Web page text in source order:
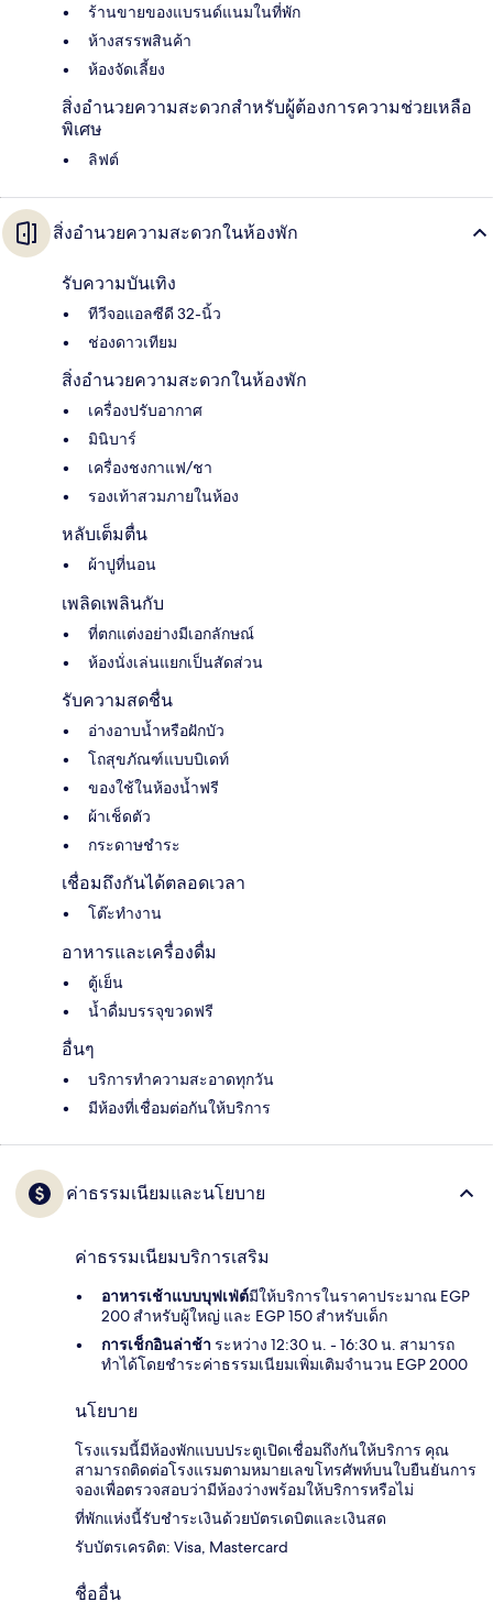
ร้านขายของแบรนด์แนมในที่พัก
ห้างสรรพสินค้า
ห้องจัดเลี้ยง
สิ่งอำนวยความสะดวกสำหรับผู้ต้องการความช่วยเหลือ
พิเศษ
ลิฟต์
สิ่งอำนวยความสะดวกในห้องพัก
รับความบันเทิง
ทีวีจอแอลซีดี 32-นิ้ว
ช่องดาวเทียม
สิ่งอำนวยความสะดวกในห้องพัก
เครื่องปรับอากาศ
มินิบาร์
เครื่องชงกาแฟ/ชา
รองเท้าสวมภายในห้อง
หลับเต็มตื่น
ผ้าปูที่นอน
เพลิดเพลินกับ
ที่ตกแต่งอย่างมีเอกลักษณ์
ห้องนั่งเล่นแยกเป็นสัดส่วน
รับความสดชื่น
อ่างอาบน้ำหรือฝักบัว
โถสุขภัณฑ์แบบบิเดท์
ของใช้ในห้องน้ำฟรี
ผ้าเช็ดตัว
กระดาษชำระ
เชื่อมถึงกันได้ตลอดเวลา
โต๊ะทำงาน
อาหารและเครื่องดื่ม
ตู้เย็น
น้ำดื่มบรรจุขวดฟรี
อื่นๆ
บริการทำความสะอาดทุกวัน
มีห้องที่เชื่อมต่อกันให้บริการ
ค่าธรรมเนียมและนโยบาย
ค่าธรรมเนียมบริการเสริม
อาหารเช้าแบบบุฟเฟ่ต์มีให้บริการในราคาประมาณ EGP
200 สำหรับผู้ใหญ่ และ EGP 150 สำหรับเด็ก
การเช็กอินล่าช้า ระหว่าง 12:30 น. - 16:30 น. สามารถ
ทำได้โดยชำระค่าธรรมเนียมเพิ่มเติมจำนวน EGP 2000
นโยบาย
โรงแรมนี้มีห้องพักแบบประตูเปิดเชื่อมถึงกันให้บริการ คุณ
สามารถติดต่อโรงแรมตามหมายเลขโทรศัพท์บนใบยืนยันการ
จองเพื่อตรวจสอบว่ามีห้องว่างพร้อมให้บริการหรือไม่
ที่พักแห่งนี้รับชำระเงินด้วยบัตรเดบิตและเงินสด
รับบัตรเครดิต: Visa, Mastercard
ชื่ออื่น